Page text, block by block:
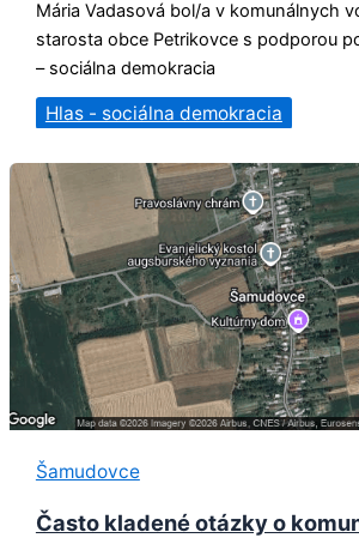
Mária Vadasová bol/a v komunálnych
starosta obce Petrikovce s podporou
– sociálna demokracia
Hlas - sociálna demokracia
Šamudovce
Často kladené otázky o